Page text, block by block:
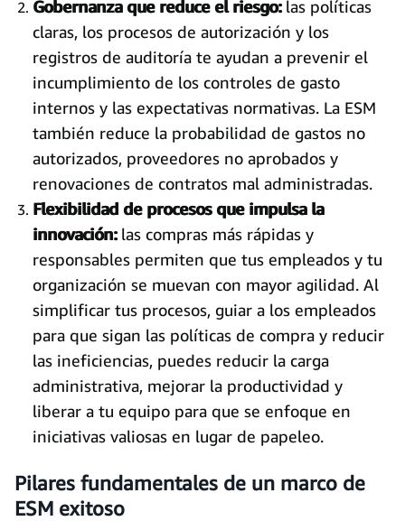
Gobernanza que reduce el riesgo:las políticas
claras, los procesos de autorización y los
registros de auditoría te ayudan a prevenir el
incumplimiento de los controles de gasto
internos y las expectativas normativas. La ESM
también reduce la probabilidad de gastos no
autorizados, proveedores no aprobados y
renovaciones de contratos mal administradas.
Flexibilidad de procesos que impulsa la
innovación:las compras más rápidas y
responsables permiten que tus empleados y tu
organización se muevan con mayor agilidad. Al
simplificar tus procesos, guiar a los empleados
para que sigan las políticas de compra y reducir
las ineficiencias, puedes reducir la carga
administrativa, mejorar la productividad y
liberar a tu equipo para que se enfoque en
iniciativas valiosas en lugar de papeleo.
Pilares fundamentales de un marco de
ESM exitoso